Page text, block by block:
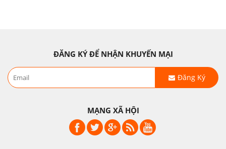
ĐĂNG KÝ ĐỂ NHẬN KHUYẾN MẠI
Đăng Ký
MẠNG XÃ HỘI